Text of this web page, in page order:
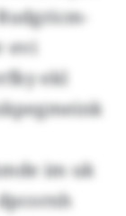
evi
ekl
im uk